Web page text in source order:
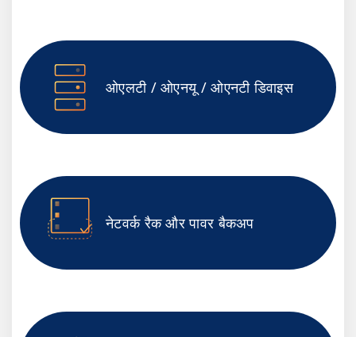
ओएलटी / ओएनयू / ओएनटी डिवाइस
नेटवर्क रैक और पावर बैकअप